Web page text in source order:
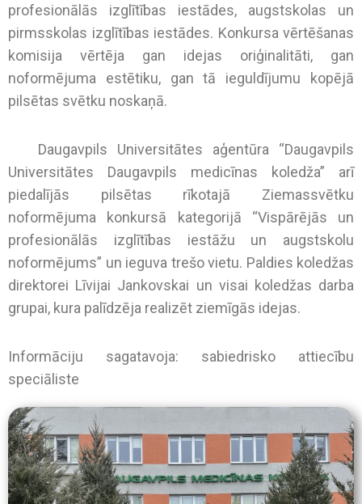
profesionālās izglītības iestādes, augstskolas un
pirmsskolas izglītības iestādes. Konkursa vērtēšanas
komisija vērtēja gan idejas oriģinalitāti, gan
noformējuma estētiku, gan tā ieguldījumu kopējā
pilsētas svētku noskaņā.
Daugavpils Universitātes aģentūra “Daugavpils
Universitātes Daugavpils medicīnas koledža” arī
piedalījās pilsētas rīkotajā Ziemassvētku
noformējuma konkursā kategorijā “Vispārējās un
profesionālās izglītības iestāžu un augstskolu
noformējums” un ieguva trešo vietu. Paldies koledžas
direktorei Līvijai Jankovskai un visai koledžas darba
grupai, kura palīdzēja realizēt ziemīgās idejas.
Informāciju sagatavoja: sabiedrisko attiecību
speciāliste